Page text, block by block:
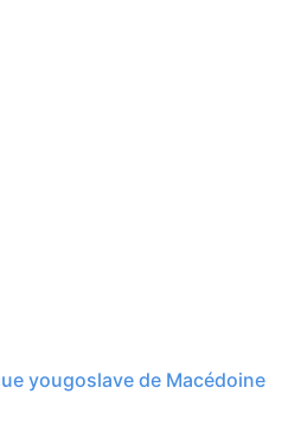
yougoslave de Macédoine